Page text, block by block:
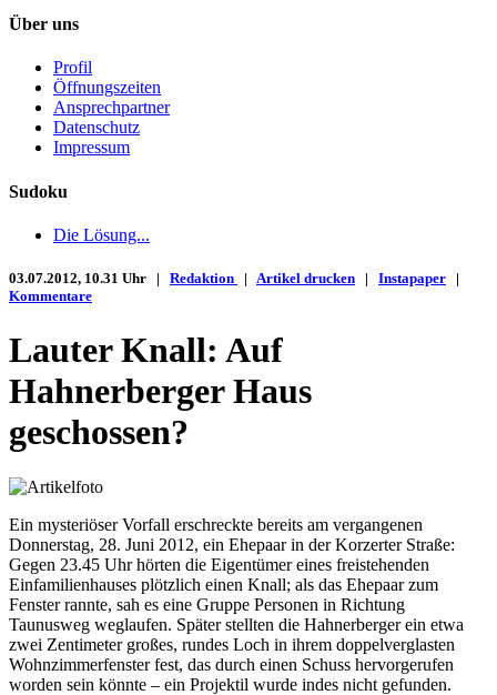
Über uns
Profil
Öffnungszeiten
Ansprechpartner
Datenschutz
Impressum
Sudoku
Die Lösung...
03.07.2012, 10.31 Uhr | Redaktion | Artikel drucken | Instapaper |
Kommentare
Lauter Knall: Auf
Hahnerberger Haus
geschossen?
Ein mysteriöser Vorfall erschreckte bereits am vergangenen
Donnerstag, 28. Juni 2012, ein Ehepaar in der Korzerter Straße:
Gegen 23.45 Uhr hörten die Eigentümer eines freistehenden
Einfamilienhauses plötzlich einen Knall; als das Ehepaar zum
Fenster rannte, sah es eine Gruppe Personen in Richtung
Taunusweg weglaufen. Später stellten die Hahnerberger ein etwa
zwei Zentimeter großes, rundes Loch in ihrem doppelverglasten
Wohnzimmerfenster fest, das durch einen Schuss hervorgerufen
worden sein könnte – ein Projektil wurde indes nicht gefunden.